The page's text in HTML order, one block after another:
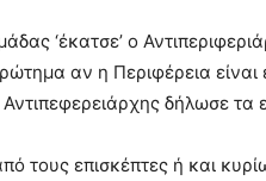
‘έκατσε’ ο
αν η Περιφέρεια
δήλωσε τα
τους επισκέπτες ή και